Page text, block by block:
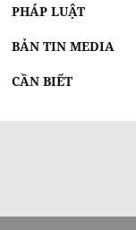
PHÁP LUẬT
BẢN TIN MEDIA
CẦN BIẾT